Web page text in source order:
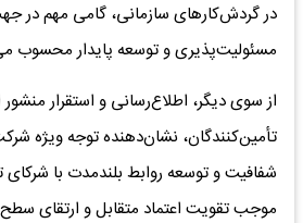
در گردش‌کارهای سازمانی، گامی مهم در
مسئولیت‌پذیری و توسعه پایدار محسوب
از سوی دیگر، اطلاع‌رسانی و استقرار
تأمین‌کنندگان، نشان‌دهنده توجه ویژه
شفافیت و توسعه روابط بلندمدت با
موجب تقویت اعتماد متقابل و ارتقای